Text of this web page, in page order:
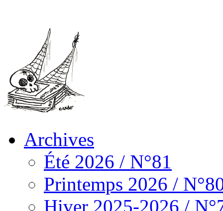
Archives
Été 2026 / N°81
Printemps 2026 /
Hiver 2025-2026 /